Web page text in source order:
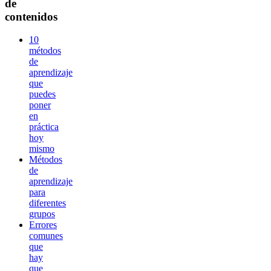
de
contenidos
10
métodos
de
aprendizaje
que
puedes
poner
en
práctica
hoy
mismo
Métodos
de
aprendizaje
para
diferentes
grupos
Errores
comunes
que
hay
que